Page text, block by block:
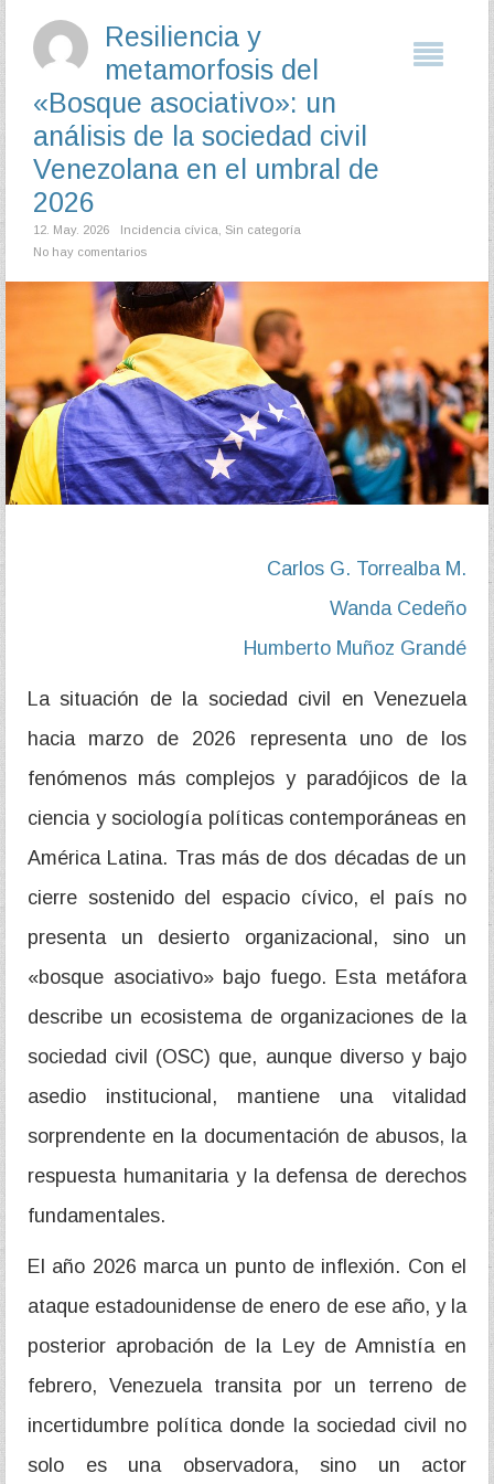
Resiliencia y
metamorfosis del
«Bosque asociativo»: un
análisis de la sociedad civil
Venezolana en el umbral de
2026
12. May. 2026 Incidencia cívica Sin categoría
No hay comentarios
Carlos G. Torrealba M.
Wanda Cedeño
Humberto Muñoz Grandé
La situación de la sociedad civil en Venezuela
hacia marzo de 2026 representa uno de los
fenómenos más complejos y paradójicos de la
ciencia y sociología políticas contemporáneas en
América Latina. Tras más de dos décadas de un
cierre sostenido del espacio cívico, el país no
presenta un desierto organizacional, sino un
«bosque asociativo» bajo fuego. Esta metáfora
describe un ecosistema de organizaciones de la
sociedad civil (OSC) que, aunque diverso y bajo
asedio institucional, mantiene una vitalidad
sorprendente en la documentación de abusos, la
respuesta humanitaria y la defensa de derechos
fundamentales.
El año 2026 marca un punto de inflexión. Con el
ataque estadounidense de enero de ese año, y la
posterior aprobación de la Ley de Amnistía en
febrero, Venezuela transita por un terreno de
incertidumbre política donde la sociedad civil no
solo es una observadora, sino un actor